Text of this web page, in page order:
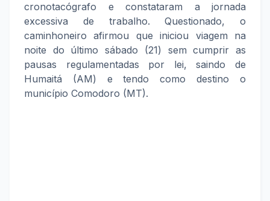
cronotacógrafo e constataram a jornada
excessiva de trabalho. Questionado, o
caminhoneiro afirmou que iniciou viagem na
noite do último sábado (21) sem cumprir as
pausas regulamentadas por lei, saindo de
Humaitá (AM) e tendo como destino o
município Comodoro (MT).